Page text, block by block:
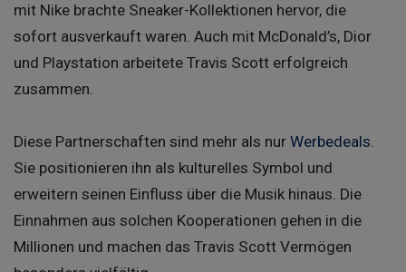
mit Nike brachte Sneaker-Kollektionen hervor, die
sofort ausverkauft waren. Auch mit McDonald’s, Dior
und Playstation arbeitete Travis Scott erfolgreich
zusammen.
Diese Partnerschaften sind mehr als nur Werbedeals.
Sie positionieren ihn als kulturelles Symbol und
erweitern seinen Einfluss über die Musik hinaus. Die
Einnahmen aus solchen Kooperationen gehen in die
Millionen und machen das Travis Scott Vermögen